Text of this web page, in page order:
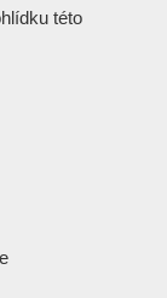
této